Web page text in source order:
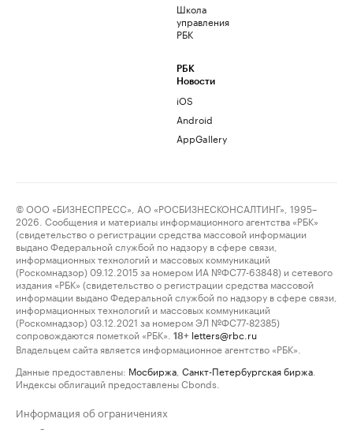
Школа
управления
РБК
РБК
Новости
iOS
Android
AppGallery
© ООО «БИЗНЕСПРЕСС», АО «РОСБИЗНЕСКОНСАЛТИНГ», 1995–
2026. Сообщения и материалы информационного агентства «РБК»
(свидетельство о регистрации средства массовой информации
выдано Федеральной службой по надзору в сфере связи,
информационных технологий и массовых коммуникаций
(Роскомнадзор) 09.12.2015 за номером ИА №ФС77-63848) и сетевого
издания «РБК» (свидетельство о регистрации средства массовой
информации выдано Федеральной службой по надзору в сфере связи,
информационных технологий и массовых коммуникаций
(Роскомнадзор) 03.12.2021 за номером ЭЛ №ФС77-82385)
сопровождаются пометкой «РБК».
18+ letters@rbc.ru
Владельцем сайта является информационное агентство «РБК».
Данные предоставлены: Мосбиржа Санкт-Петербургская биржа
Индексы облигаций предоставлены Cbonds.
Информация об ограничениях